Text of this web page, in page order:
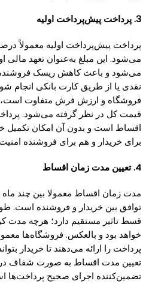
3. پرداخت پیش‌پرداخت اولیه
پرداخت پیش‌پرداخت اولیه معمولاً
می‌شود. این مبلغ به‌عنوان تعهد مالی
می‌شود و باعث کاهش ریسک
نقدی یا از طریق کارت بانکی انجام
قیمت کل در نظر گرفته می‌شود.
اقساط است و بدون آن امکان تکمیل
برای خریدار و هم برای فروشنده
4. تعیین مدت زمان اقساط
مدت زمان اقساط معمولا بین چند
توافق بین خریدار و فروشنده است.
قسط تاثیر مستقیم دارد؛ هرچه مدت
خواهد بود و بالعکس. فروشگاه‌ها
پرداخت را ارائه می‌دهند تا خریدار
تعیین مدت اقساط به صورت شفاف
تضمین‌کننده اجرای صحیح